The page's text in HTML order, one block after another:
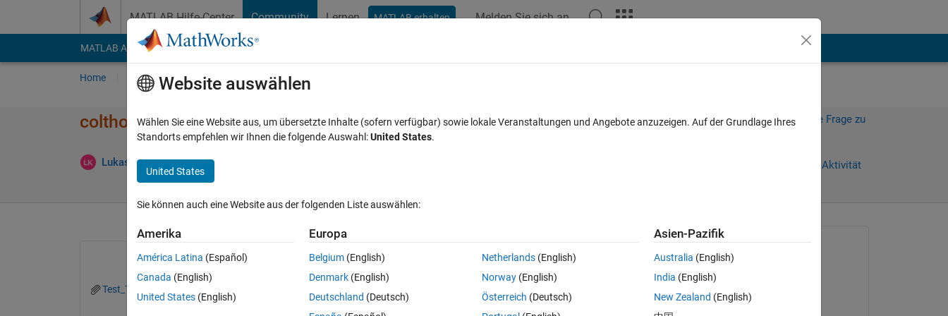
MATLAB Hilfe-Center Community Lernen MATLAB erhalten Melden Sie sich an
MATLAB Answers File Exchange Cody
Home Fragen Antworten Durchsuchen
colthoid fitting using trajectory();
Lukas 7 Jun. 2018 1 Antwort
Melden Sie sich an, um diese Frage zu
Anmelden, um Aktivität
0 Stimmen
Test_Trajectory.m
Lukas
am 7 Jun. 2018
Website auswählen
Wählen Sie eine Website aus, um übersetzte Inhalte (sofern verfügbar) sowie lokale Veranstaltungen und Angebote anzuzeigen. Auf der Grundlage Ihres
Standorts empfehlen wir Ihnen die folgende Auswahl:United States.
United States
Sie können auch eine Website aus der folgenden Liste auswählen:
Amerika
América Latina (Español)
Canada (English)
United States (English)
Europa
Belgium (English)
Denmark (English)
Deutschland (Deutsch)
Netherlands(English)
Norway(English)
Österreich (Deutsch)
Asien-Pazifik
Australia (English)
India (English)
New Zealand (English)